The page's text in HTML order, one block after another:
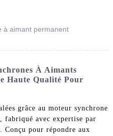
à aimant permanent
À Aimants
Haute Qualité Pour
grâce au moteur synchrone
fabriqué avec expertise par
pour répondre aux